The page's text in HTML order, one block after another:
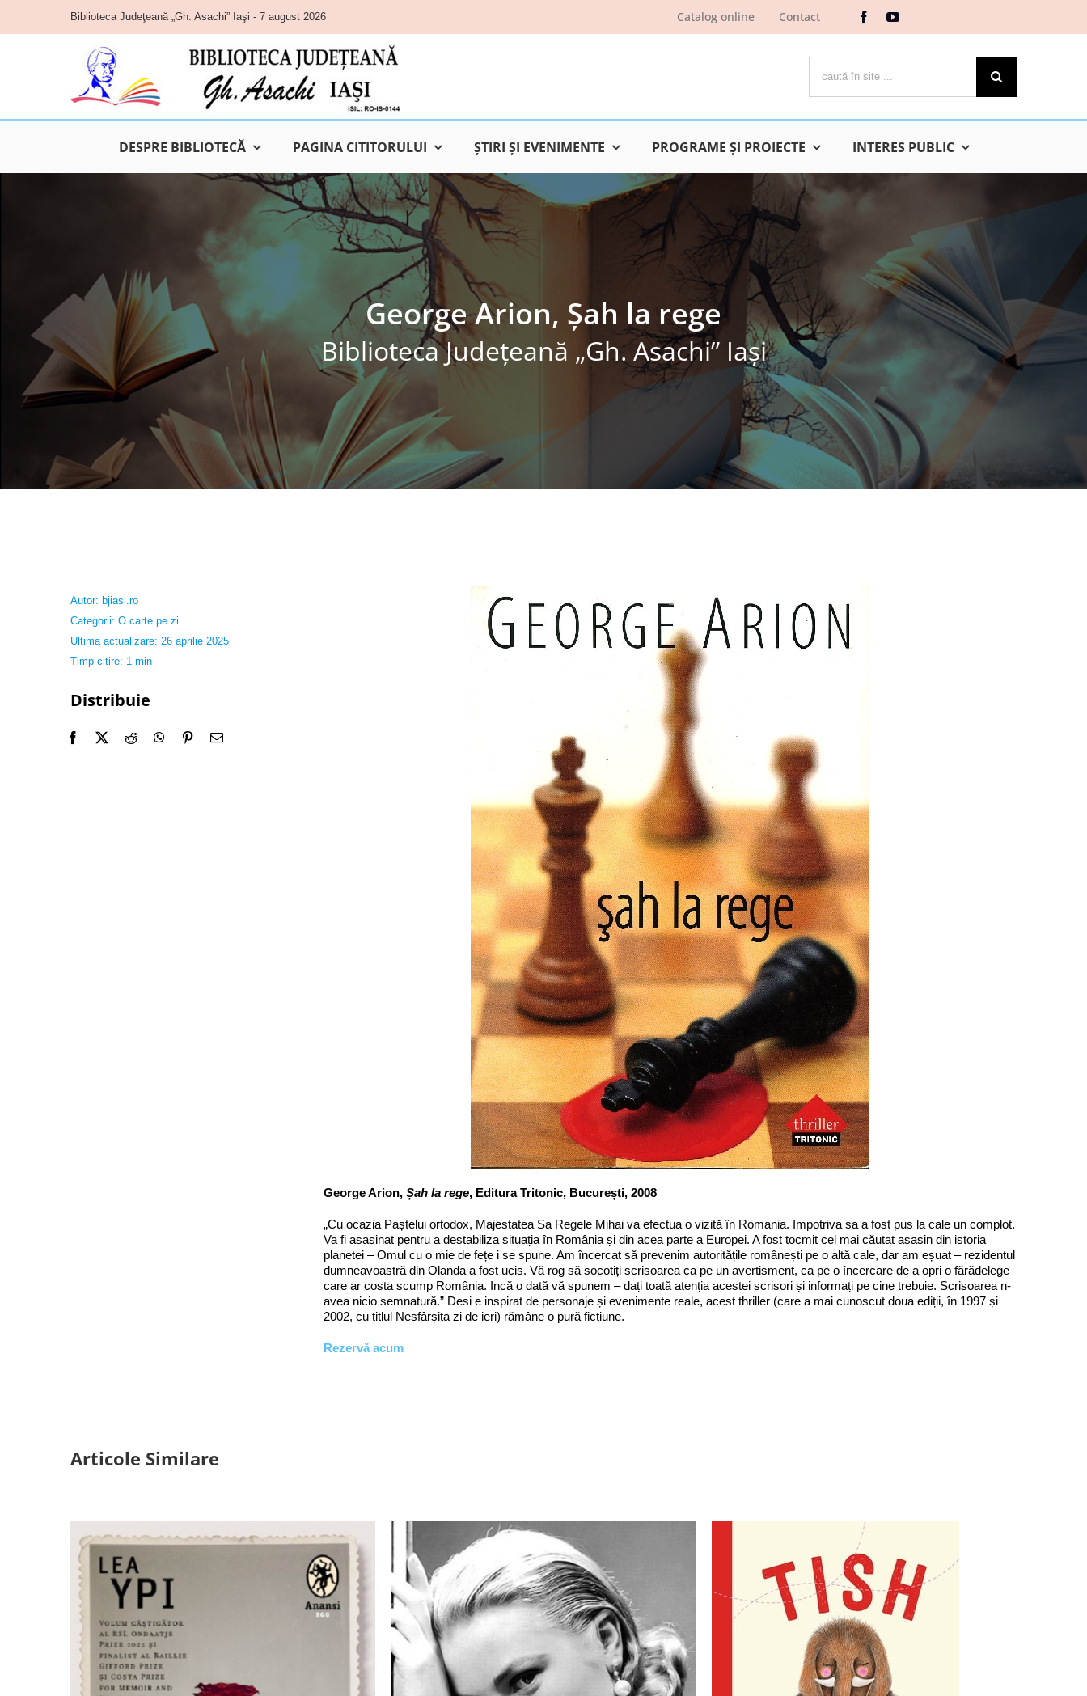
content
Biblioteca Judeţeană „Gh. Asachi” Iaşi - 7 august 2026 Catalog online Contact
DESPRE BIBLIOTECĂ PAGINA CITITORULUI ŞTIRI ŞI EVENIMENTE PROGRAME ŞI PROIECTE INTERES PUBLIC
George Arion, Șah la rege
Biblioteca Judeţeană „Gh. Asachi” Iaşi
Autor: bjiasi.ro
Categorii: O carte pe zi
Ultima actualizare: 26 aprilie 2025
Timp citire: 1 min
Distribuie
George Arion,Șah la rege, Editura Tritonic, București, 2008
„Cu ocazia Paștelui ortodox, Majestatea Sa Regele Mihai va efectua o vizită în Romania. Impotriva sa a fost pus la cale un complot.
Va fi asasinat pentru a destabiliza situația în România și din acea parte a Europei. A fost tocmit cel mai căutat asasin din istoria
planetei – Omul cu o mie de fețe i se spune. Am încercat să prevenim autoritățile românești pe o altă cale, dar am eșuat – rezidentul
dumneavoastră din Olanda a fost ucis. Vă rog să socotiți scrisoarea ca pe un avertisment, ca pe o încercare de a opri o fărădelege
care ar costa scump România. Incă o dată vă spunem – dați toată atenția acestei scrisori și informați pe cine trebuie. Scrisoarea n-
avea nicio semnatură.” Desi e inspirat de personaje și evenimente reale, acest thriller (care a mai cunoscut doua ediții, în 1997 și
2002, cu titlul Nesfârșita zi de ieri) rămâne o pură ficțiune.
Rezervă acum
Articole Similare